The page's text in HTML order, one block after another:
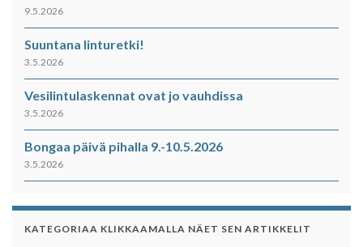
9.5.2026
Suuntana linturetki!
3.5.2026
Vesilintulaskennat ovat jo vauhdissa
3.5.2026
Bongaa päivä pihalla 9.-10.5.2026
3.5.2026
KATEGORIAA KLIKKAAMALLA NÄET SEN ARTIKKELIT